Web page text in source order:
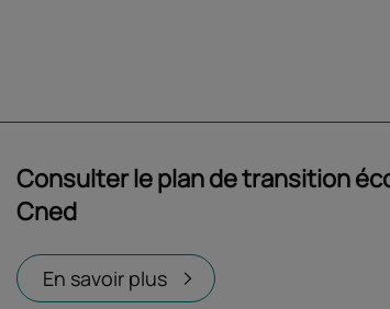
Consulter le plan de transition
Cned
En savoir plus